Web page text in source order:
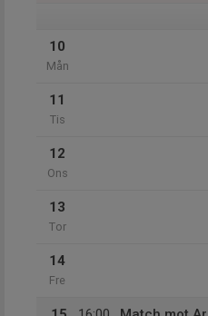
10
Mån
11
Tis
12
Ons
13
Tor
14
Fre